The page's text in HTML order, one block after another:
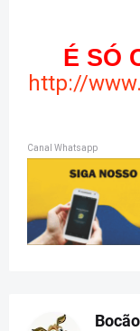
É SÓ
http://
Canal Whatsapp